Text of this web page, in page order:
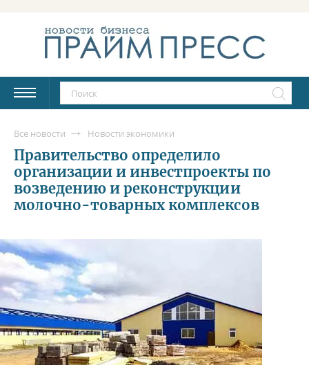
Все новости Новости экономики
Правительство определило
организации и инвестпроекты по
возведению и реконструкции
молочно-товарных комплексов